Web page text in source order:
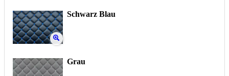
Schwarz Blau
Grau